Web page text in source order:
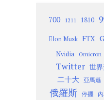
700 1211 1810
Elon Musk FTX
Nvidia Omicron
Twitter 世
二十大 亞馬遜
俄羅斯 停擺